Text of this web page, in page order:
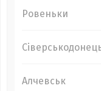
Ровеньки
Алчевськ